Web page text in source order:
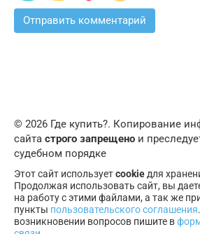
© 2026 Где купить?. Копирование
сайта строго запрещено и
судебном порядке
Этот сайт используетcookieдля
Продолжая использовать сайт, вы
на работу с этими файлами, а так же
пункты пользовательского соглашения
возникновении вопросов пишите в